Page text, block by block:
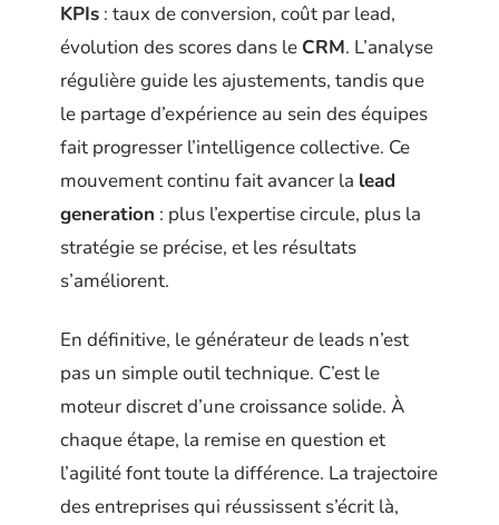
KPIs : taux de conversion, coût par lead,
évolution des scores dans le CRM. L’analyse
régulière guide les ajustements, tandis que
le partage d’expérience au sein des équipes
fait progresser l’intelligence collective. Ce
mouvement continu fait avancer la lead
generation : plus l’expertise circule, plus la
stratégie se précise, et les résultats
s’améliorent.
En définitive, le générateur de leads n’est
pas un simple outil technique. C’est le
moteur discret d’une croissance solide. À
chaque étape, la remise en question et
l’agilité font toute la différence. La trajectoire
des entreprises qui réussissent s’écrit là,